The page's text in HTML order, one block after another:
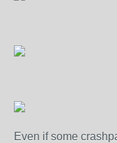
Even if some